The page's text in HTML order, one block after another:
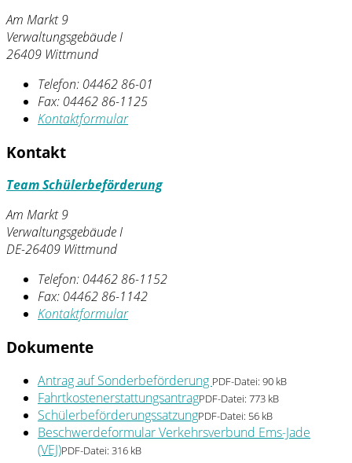
Am Markt 9
Verwaltungsgebäude I
26409 Wittmund
Telefon: 04462 86-01
Fax: 04462 86-1125
Kontaktformular
Kontakt
Team Schülerbeförderung
Am Markt 9
Verwaltungsgebäude I
DE-26409 Wittmund
Telefon: 04462 86-1152
Fax: 04462 86-1142
Kontaktformular
Dokumente
Antrag auf Sonderbeförderung PDF-Datei: 90 kB
FahrtkostenerstattungsantragPDF-Datei: 773 kB
SchülerbeförderungssatzungPDF-Datei: 56 kB
Beschwerdeformular Verkehrsverbund Ems-Jade
(VEJ)PDF-Datei: 316 kB